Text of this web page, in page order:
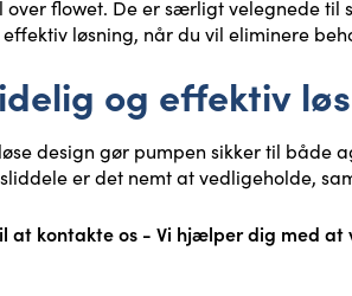
over flowet. De er særligt velegnede
løsning, når du vil eliminere
og effektiv
design gør pumpen sikker til både
er det nemt at vedligeholde,
at kontakte os- Vi hjælper dig med at